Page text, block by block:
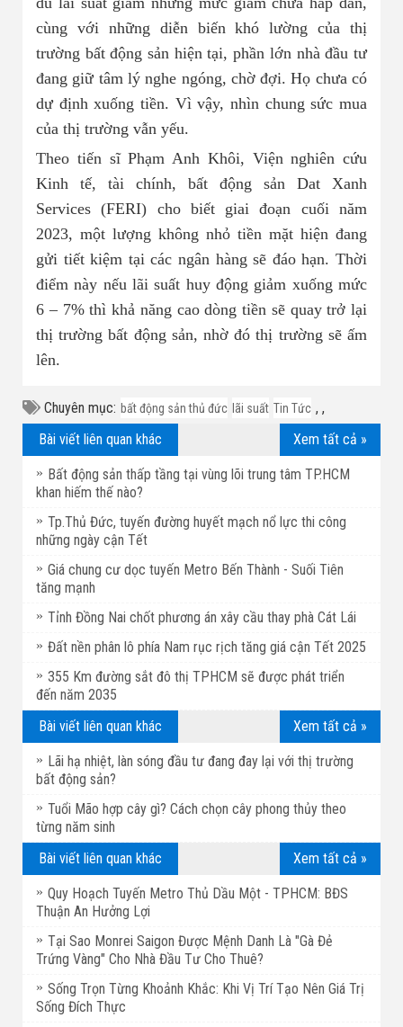
cùng với những diễn biến khó lường của thị
trường bất động sản hiện tại, phần lớn nhà đầu tư
đang giữ tâm lý nghe ngóng, chờ đợi. Họ chưa có
dự định xuống tiền. Vì vậy, nhìn chung sức mua
của thị trường vẫn yếu.
Theo tiến sĩ Phạm Anh Khôi, Viện nghiên cứu
Kinh tế, tài chính, bất động sản Dat Xanh
Services (FERI) cho biết giai đoạn cuối năm
2023, một lượng không nhỏ tiền mặt hiện đang
gửi tiết kiệm tại các ngân hàng sẽ đáo hạn. Thời
điểm này nếu lãi suất huy động giảm xuống mức
6 – 7% thì khả năng cao dòng tiền sẽ quay trở lại
thị trường bất động sản, nhờ đó thị trường sẽ ấm
lên.
Chuyên mục: bất động sản thủ đức ,
lãi suất ,
Tin Tức
Xem tất cả »
Bài viết liên quan khác
Bất động sản thấp tầng tại vùng lõi trung tâm TP.HCM
khan hiếm thế nào?
Tp.Thủ Đức, tuyến đường huyết mạch nổ lực thi công
những ngày cận Tết
Giá chung cư dọc tuyến Metro Bến Thành - Suối Tiên
tăng mạnh
Tỉnh Đồng Nai chốt phương án xây cầu thay phà Cát Lái
Đất nền phân lô phía Nam rục rịch tăng giá cận Tết 2025
355 Km đường sắt đô thị TPHCM sẽ được phát triển
đến năm 2035
Xem tất cả »
Bài viết liên quan khác
Lãi hạ nhiệt, làn sóng đầu tư đang đay lại với thị trường
bất động sản?
Tuổi Mão hợp cây gì? Cách chọn cây phong thủy theo
từng năm sinh
Xem tất cả »
Bài viết liên quan khác
Quy Hoạch Tuyến Metro Thủ Dầu Một - TPHCM: BĐS
Thuận An Hưởng Lợi
Tại Sao Monrei Saigon Được Mệnh Danh Là "Gà Đẻ
Trứng Vàng" Cho Nhà Đầu Tư Cho Thuê?
Sống Trọn Từng Khoảnh Khắc: Khi Vị Trí Tạo Nên Giá Trị
Sống Đích Thực